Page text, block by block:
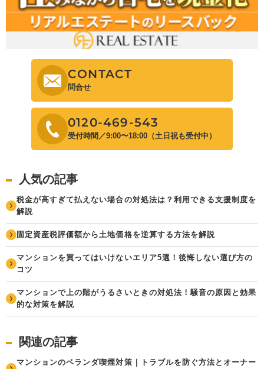
CONTACT
問合せ
0120-469-543
受付時間／9:00〜18:00（土日祝も受付中）
人気の記事
税金が高すぎて払えない場合の対処法は？利用できる支援制度を
解説
固定資産税評価額から土地価格を逆算する方法を解説
マンションを買ってはいけないエリア5選！後悔しない選び方の
コツ
マンションで上の階がうるさいときの対処法！騒音の原因と効果
的な対策を解説
関連の記事
マンションのベランダ喫煙対策｜トラブルを防ぐ方法とオーナー